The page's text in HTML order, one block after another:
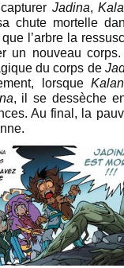
Jadina,
chute mortelle
l’arbre la
un nouveau
du corps de
lorsque
, il se dessèche
Au final, la